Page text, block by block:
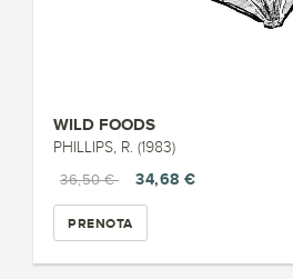
WILD FOODS
PHILLIPS, R. (1983)
36,50 €
34,68 €
PRENOTA